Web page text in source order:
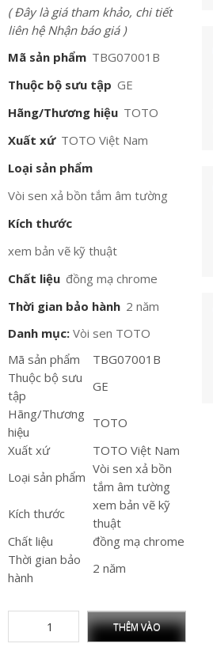
( Đây là giá tham khảo, chi tiết
liên hệ Nhận báo giá )
Mã sản phẩm TBG07001B
Thuộc bộ sưu tập GE
Hãng/Thương hiệu TOTO
Xuất xứ TOTO Việt Nam
Loại sản phẩm
Vòi sen xả bồn tắm âm tường
Kích thước
xem bản vẽ kỹ thuật
Chất liệu đồng mạ chrome
Thời gian bảo hành 2 năm
Danh mục: Vòi sen TOTO
Mã sản phẩm
TBG07001B
Thuộc bộ sưu
tập
GE
Hãng/Thương
hiệu
TOTO
Xuất xứ
TOTO Việt Nam
Loại sản phẩm
Vòi sen xả bồn
tắm âm tường
Kích thước
xem bản vẽ kỹ
thuật
Chất liệu
đồng mạ chrome
Thời gian bảo
hành
2 năm
THÊM VÀO